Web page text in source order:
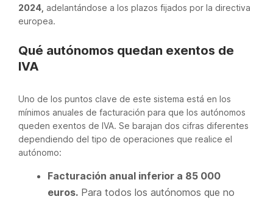
2024, adelantándose a los plazos fijados por la directiva
europea.
Qué autónomos quedan exentos de
IVA
Uno de los puntos clave de este sistema está en los
mínimos anuales de facturación para que los autónomos
queden exentos de IVA. Se barajan dos cifras diferentes
dependiendo del tipo de operaciones que realice el
autónomo:
Facturación anual inferior a 85 000
euros. Para todos los autónomos que no